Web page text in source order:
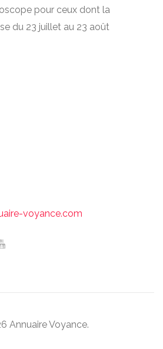
pour ceux dont la
du 23 juillet au 23 août
voyance.com
Annuaire Voyance.